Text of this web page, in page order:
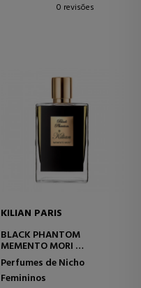
0 revisões
KILIAN PARIS
BLACK PHANTOM
MEMENTO MORI
EAU DE PARFUM
Perfumes de Nicho
Femininos